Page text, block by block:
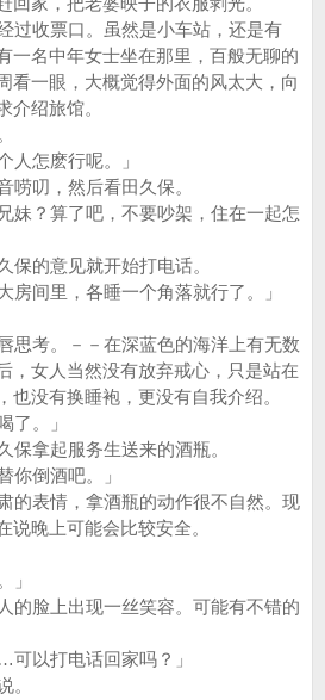
过收票口。虽然是小车站，还是有
一名中年女士坐在那里，百般无聊的
看一眼，大概觉得外面的风太大，向
介绍旅馆。
怎麽行呢。」
叨，然后看田久保。
妹？算了吧，不要吵架，住在一起怎
的意见就开始打电话。
间里，各睡一个角落就行了。」
思考。－－在深蓝色的海洋上有无数
，女人当然没有放弃戒心，只是站在
也没有换睡袍，更没有自我介绍。
了。」
拿起服务生送来的酒瓶。
倒酒吧。」
的表情，拿酒瓶的动作很不自然。现
说晚上可能会比较安全。
」
的脸上出现一丝笑容。可能有不错的
以打电话回家吗？」
。